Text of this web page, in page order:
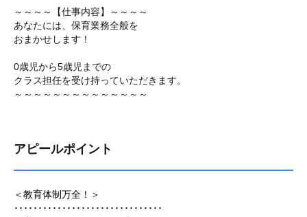
～～～～【仕事内容】～～～～
あなたには、保育業務全般を
おまかせします！
0歳児から5歳児までの
クラス担任を受け持っていただきます。
～～～～～～～～～～～～～～
アピールポイント
＜教育体制万全！＞
･･･････････････････････････････